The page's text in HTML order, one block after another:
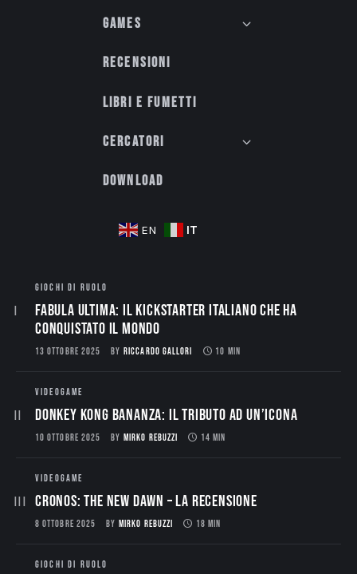
Games
Recensioni
Libri e fumetti
Cercatori
Download
EN IT
GIOCHI DI RUOLO
Fabula Ultima: il Kickstarter italiano che ha
conquistato il mondo
13 OTTOBRE 2025 BY RICCARDO GALLORI 10 MIN
VIDEOGAME
Donkey Kong Bananza: Il Tributo ad un’Icona
10 OTTOBRE 2025 BY MIRKO REBUZZI 14 MIN
VIDEOGAME
CRONOS: THE NEW DAWN – La Recensione
8 OTTOBRE 2025 BY MIRKO REBUZZI 18 MIN
GIOCHI DI RUOLO